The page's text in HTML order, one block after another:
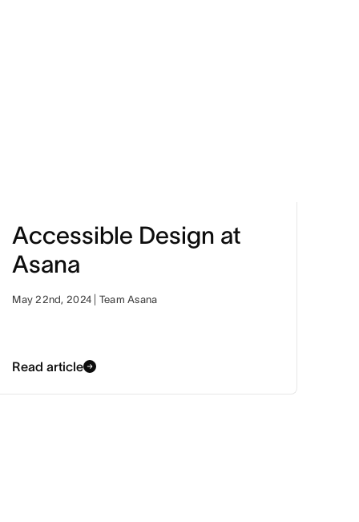
Accessible Design at
Asana
May 22nd, 2024 | Team Asana
Read article